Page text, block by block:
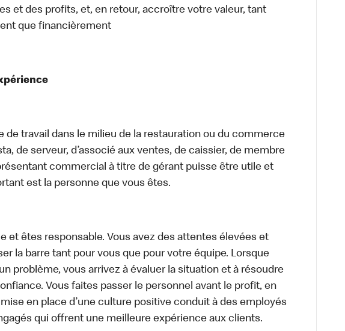
et des profits, et, en retour, accroître votre valeur, tant
que financièrement
de travail dans le milieu de la restauration ou du commerce
de serveur, d’associé aux ventes, de caissier, de membre
commercial à titre de gérant puisse être utile et
est la personne que vous êtes.
et êtes responsable. Vous avez des attentes élevées et
la barre tant pour vous que pour votre équipe. Lorsque
problème, vous arrivez à évaluer la situation et à résoudre
Vous faites passer le personnel avant le profit, en
en place d’une culture positive conduit à des employés
qui offrent une meilleure expérience aux clients.